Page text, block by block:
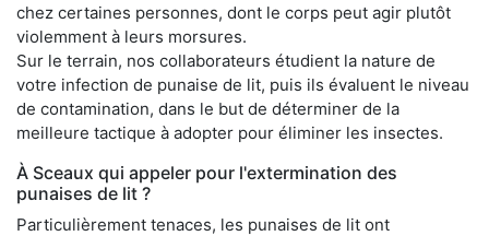
chez certaines personnes, dont le corps peut agir plutôt
violemment à leurs morsures.
Sur le terrain, nos collaborateurs étudient la nature de
votre infection de punaise de lit, puis ils évaluent le niveau
de contamination, dans le but de déterminer de la
meilleure tactique à adopter pour éliminer les insectes.
À Sceaux qui appeler pour l'extermination des
punaises de lit ?
Particulièrement tenaces, les punaises de lit ont